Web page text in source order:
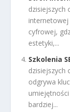
dzisiejszych
internetowej
cyfrowej,
estetyki,...
Szkolenia
dzisiejszych
odgrywa
bardziej...